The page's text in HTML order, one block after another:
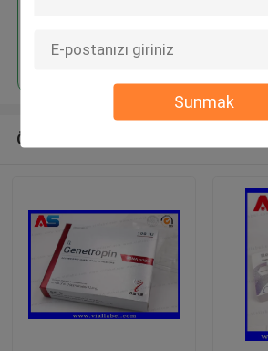
Sunmak
Devam et
Önerilen Ürünler